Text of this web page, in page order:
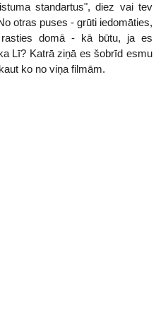
standartus", diez vai tev
otras puses - grūti iedomāties,
domā - kā būtu, ja es
Lī? Katrā ziņā es šobrīd esmu
ko no viņa filmām.